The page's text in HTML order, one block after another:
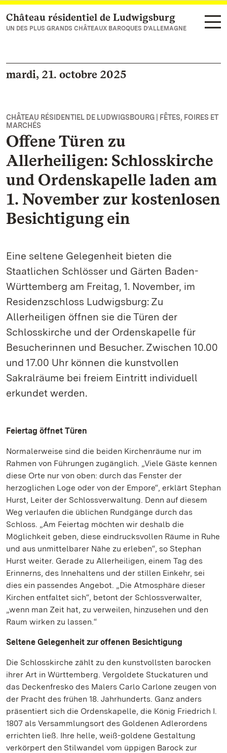
Vers la page d’accueil
Château résidentiel de Ludwigsburg
UN DES PLUS GRANDS CHÂTEAUX BAROQUES D’ALLEMAGNE
mardi, 21. octobre 2025
CHÂTEAU RÉSIDENTIEL DE LUDWIGSBOURG | FÊTES, FOIRES ET
MARCHÉS
Offene Türen zu
Allerheiligen: Schlosskirche
und Ordenskapelle laden am
1. November zur kostenlosen
Besichtigung ein
Eine seltene Gelegenheit bieten die
Staatlichen Schlösser und Gärten Baden-
Württemberg am Freitag, 1. November, im
Residenzschloss Ludwigsburg: Zu
Allerheiligen öffnen sie die Türen der
Schlosskirche und der Ordenskapelle für
Besucherinnen und Besucher. Zwischen 10.00
und 17.00 Uhr können die kunstvollen
Sakralräume bei freiem Eintritt individuell
erkundet werden.
Feiertag öffnet Türen
Normalerweise sind die beiden Kirchenräume nur im
Rahmen von Führungen zugänglich. „Viele Gäste kennen
diese Orte nur von oben: durch das Fenster der
herzoglichen Loge oder von der Empore“, erklärt Stephan
Hurst, Leiter der Schlossverwaltung. Denn auf diesem
Weg verlaufen die üblichen Rundgänge durch das
Schloss. „Am Feiertag möchten wir deshalb die
Möglichkeit geben, diese eindrucksvollen Räume in Ruhe
und aus unmittelbarer Nähe zu erleben“, so Stephan
Hurst weiter. Gerade zu Allerheiligen, einem Tag des
Erinnerns, des Innehaltens und der stillen Einkehr, sei
dies ein passendes Angebot. „Die Atmosphäre dieser
Kirchen entfaltet sich“, betont der Schlossverwalter,
„wenn man Zeit hat, zu verweilen, hinzusehen und den
Raum wirken zu lassen.“
Seltene Gelegenheit zur offenen Besichtigung
Die Schlosskirche zählt zu den kunstvollsten barocken
ihrer Art in Württemberg. Vergoldete Stuckaturen und
das Deckenfresko des Malers Carlo Carlone zeugen von
der Pracht des frühen 18. Jahrhunderts. Ganz anders
präsentiert sich die Ordenskapelle, die König Friedrich I.
1807 als Versammlungsort des Goldenen Adlerordens
errichten ließ. Ihre helle, weiß-goldene Gestaltung
verkörpert den Stilwandel vom üppigen Barock zur